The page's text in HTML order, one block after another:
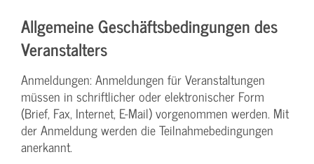
Allgemeine Geschäftsbedingungen des
Veranstalters
Anmeldungen: Anmeldungen für Veranstaltungen
müssen in schriftlicher oder elektronischer Form
(Brief, Fax, Internet, E-Mail) vorgenommen werden. Mit
der Anmeldung werden die Teilnahme­bedingungen
anerkannt.